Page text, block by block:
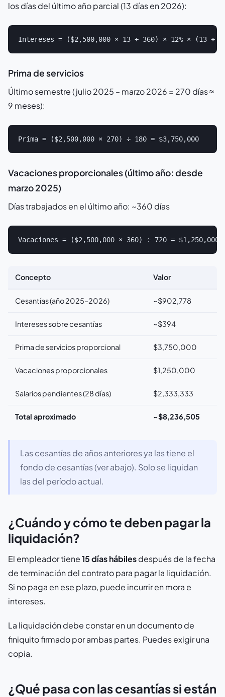
los días del último año parcial (13 días en 2026):
Prima de servicios
Último semestre (julio 2025 – marzo 2026 = 270 días ≈
9 meses):
Vacaciones proporcionales (último año: desde
marzo 2025)
Días trabajados en el último año: ~360 días
Concepto Valor
Cesantías (año 2025–2026) ~$902,778
Intereses sobre cesantías ~$394
Prima de servicios proporcional $3,750,000
Vacaciones proporcionales $1,250,000
Salarios pendientes (28 días) $2,333,333
Total aproximado ~$8,236,505
Las cesantías de años anteriores ya las tiene el
fondo de cesantías (ver abajo). Solo se liquidan
las del período actual.
¿Cuándo y cómo te deben pagar la
liquidación?
El empleador tiene15 días hábilesdespués de la fecha
de terminación del contrato para pagar la liquidación.
Si no paga en ese plazo, puede incurrir en mora e
intereses.
La liquidación debe constar en un documento de
finiquito firmado por ambas partes. Puedes exigir una
copia.
¿Qué pasa con las cesantías si están